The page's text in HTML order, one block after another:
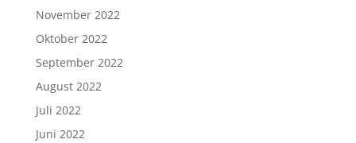
November 2022
Oktober 2022
September 2022
August 2022
Juli 2022
Juni 2022